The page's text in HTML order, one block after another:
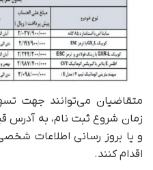
متقاضیان می‌توانند جهت
زمان شروع ثبت نام، به آدرس
و یا بروز رسانی اطلاعات
اقدام کنند.